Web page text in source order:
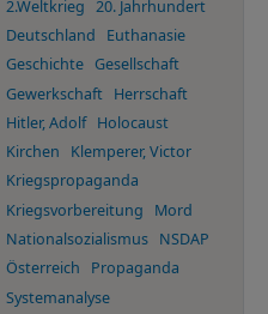
2.Weltkrieg 20. Jahrhundert
Deutschland
Euthanasie
Geschichte Gesellschaft
Gewerkschaft
Herrschaft
Hitler, Adolf
Holocaust
Kirchen
Klemperer, Victor
Kriegspropaganda
Kriegsvorbereitung
Mord
Nationalsozialismus
NSDAP
Österreich
Propaganda
Systemanalyse